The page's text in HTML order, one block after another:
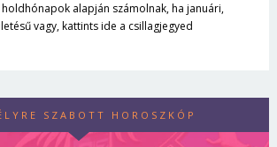
alapján számolnak, ha januári,
vagy, kattints ide a csillagjegyed
SZABOTT HOROSZKÓP